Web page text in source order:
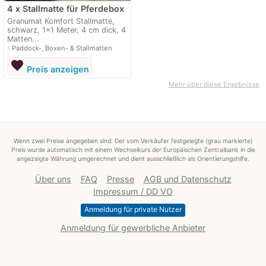
4 x Stallmatte für Pferdebox
Granumat Komfort Stallmatte,
schwarz, 1x1 Meter, 4 cm dick, 4
Matten...
navigate_nextPaddock-, Boxen- & Stallmatten
favorite Preis anzeigen
Mehr über diese Ergebnisse
Wenn zwei Preise angegeben sind: Der vom Verkäufer festgelegte (grau markierte)
Preis wurde automatisch mit einem Wechselkurs der Europäischen Zentralbank in die
angezeigte Währung umgerechnet und dient ausschließlich als Orientierungshilfe.
Über uns FAQ Presse
AGB und Datenschutz
Impressum / DD VO
Anmeldung für private Nutzer
Anmeldung für gewerbliche Anbieter